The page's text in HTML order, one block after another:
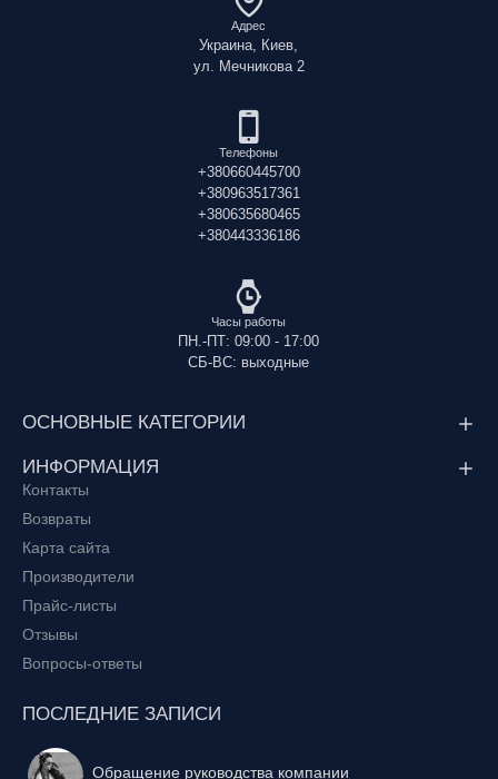
Адрес
Украина, Киев,
ул. Мечникова 2
Телефоны
+380660445700
+380963517361
+380635680465
+380443336186
Часы работы
ПН.-ПТ: 09:00 - 17:00
СБ-ВС: выходные
ОСНОВНЫЕ КАТЕГОРИИ
ИНФОРМАЦИЯ
Контакты
Возвраты
Карта сайта
Производители
Прайс-листы
Отзывы
Вопросы-ответы
ПОСЛЕДНИЕ ЗАПИСИ
Обращение руководства компании